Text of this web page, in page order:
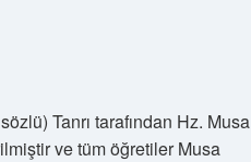
Tanrı tarafından Hz. Musa
ve tüm öğretiler Musa